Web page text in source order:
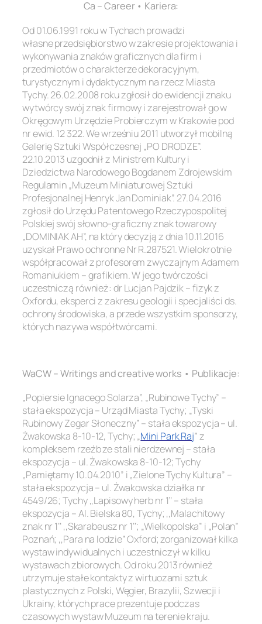
Ca – Career • Kariera:
Od 01.06.1991 roku w Tychach prowadzi
własne przedsiębiorstwo w zakresie projektowania i
wykonywania znaków graficznych dla firm i
przedmiotów o charakterze dekoracyjnym,
turystycznym i dydaktycznym na rzecz Miasta
Tychy. 26.02.2008 roku zgłosił do ewidencji znaku
wytwórcy swój znak firmowy i zarejestrował go w
Okręgowym Urzędzie Probierczym w Krakowie pod
nr ewid. 12 322. We wrześniu 2011 utworzył mobilną
Galerię Sztuki Współczesnej „PO DRODZE”.
22.10.2013 uzgodnił z Ministrem Kultury i
Dziedzictwa Narodowego Bogdanem Zdrojewskim
Regulamin „Muzeum Miniaturowej Sztuki
Profesjonalnej Henryk Jan Dominiak”. 27.04.2016
zgłosił do Urzędu Patentowego Rzeczypospolitej
Polskiej swój słowno-graficzny znak towarowy
„DOMINIAK AH”, na który decyzją z dnia 10.11.2016
uzyskał Prawo ochronne Nr R.287521. Wielokrotnie
współpracował z profesorem zwyczajnym Adamem
Romaniukiem – grafikiem. W jego twórczości
uczestniczą również: dr Lucjan Pajdzik – fizyk z
Oxfordu, eksperci z zakresu geologii i specjaliści ds.
ochrony środowiska, a przede wszystkim sponsorzy,
których nazywa współtwórcami.
WaCW – Writings and creative works • Publikacje:
„Popiersie Ignacego Solarza”, „Rubinowe Tychy” –
stała ekspozycja – Urząd Miasta Tychy; „Tyski
Rubinowy Zegar Słoneczny” – stała ekspozycja – ul.
Żwakowska 8-10-12, Tychy; „Mini Park Raj” z
kompleksem rzeźb ze stali nierdzewnej – stała
ekspozycja – ul. Żwakowska 8-10-12; Tychy
„Pamiętamy 10.04.2010” i „Zielone Tychy Kultura” –
stała ekspozycja – ul. Żwakowska działka nr
4549/26; Tychy ,,Lapisowy herb nr 1’’ – stała
ekspozycja – Al. Bielska 80, Tychy; ,,Malachitowy
znak nr 1’’ ,,Skarabeusz nr 1’’; „Wielkopolska” i „Polan”
Poznań; ,,Para na lodzie’’ Oxford; zorganizował kilka
wystaw indywidualnych i uczestniczył w kilku
wystawach zbiorowych. Od roku 2013 również
utrzymuje stałe kontakty z wirtuozami sztuk
plastycznych z Polski, Węgier, Brazylii, Szwecji i
Ukrainy, których prace prezentuje podczas
czasowych wystaw Muzeum na terenie kraju.